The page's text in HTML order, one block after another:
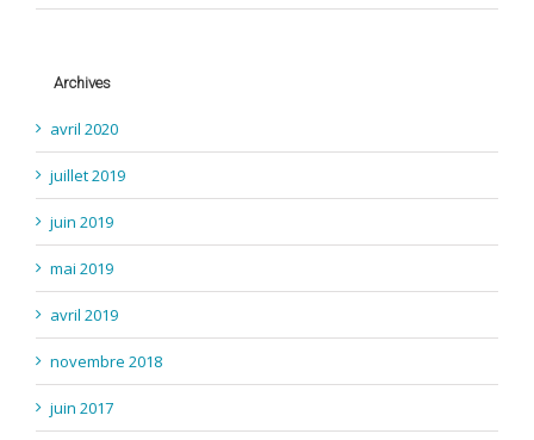
Archives
avril 2020
juillet 2019
juin 2019
mai 2019
avril 2019
novembre 2018
juin 2017